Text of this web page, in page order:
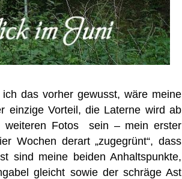
das vorher gewusst, wäre meine
einzige Vorteil, die Laterne wird ab
weiteren Fotos sein – mein erster
Wochen derart „zugegrünt“, dass
sind meine beiden Anhaltspunkte,
gleicht sowie der schräge Ast